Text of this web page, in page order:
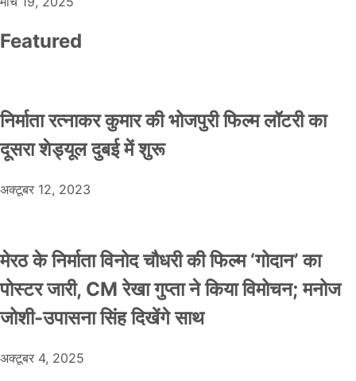
Featured
निर्माता रत्नाकर कुमार की भोजपुरी फिल्म लॉटरी का
दूसरा शेड्यूल दुबई में शुरू
अक्टूबर 12, 2023
मेरठ के निर्माता विनोद चौधरी की फिल्म ‘गोदान’ का
पोस्टर जारी, CM रेखा गुप्ता ने किया विमोचन; मनोज
जोशी-उपासना सिंह दिखेंगे साथ
अक्टूबर 4, 2025